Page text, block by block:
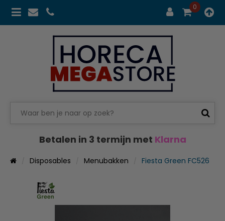
0
Betalen in 3 termijn met Klarna
Disposables Menubakken Fiesta Green FC526